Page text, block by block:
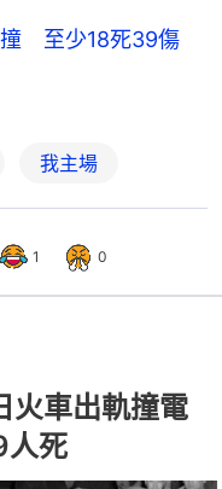
撞 至少18死39傷
我主場
1 0
火車出軌撞電
死